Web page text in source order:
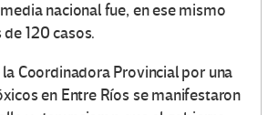
nacional fue, en ese mismo
120 casos.
Coordinadora Provincial por una
en Entre Ríos se manifestaron